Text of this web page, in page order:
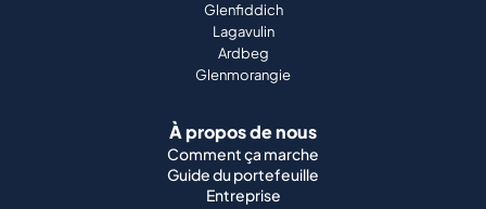
Glenfiddich
Lagavulin
Ardbeg
Glenmorangie
À propos de nous
Comment ça marche
Guide du portefeuille
Entreprise